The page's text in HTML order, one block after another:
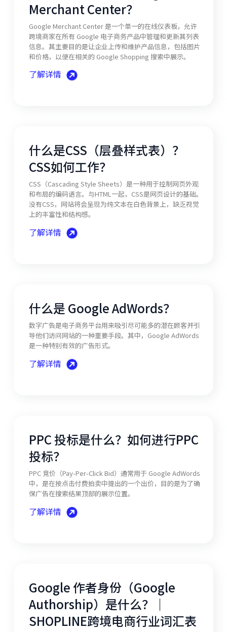
Merchant Center？
Google Merchant Center 是一个单一的在线仪表板，允许
跨境商家在所有 Google 电子商务产品中管理和更新其列表
信息。其主要目的是让企业上传和维护产品信息，包括图片
和价格，以便在相关的 Google Shopping 搜索中展示。
了解详情
什么是CSS（层叠样式表）？
CSS如何工作？
CSS（Cascading Style Sheets）是一种用于控制网页外观
和布局的编码语言。与HTML一起，CSS是网页设计的基础。
没有CSS，网站将会呈现为纯文本在白色背景上，缺乏视觉
上的丰富性和结构感。
了解详情
什么是 Google AdWords？
数字广告是电子商务平台用来吸引尽可能多的潜在顾客并引
导他们访问网站的一种重要手段。其中，Google AdWords
是一种特别有效的广告形式。
了解详情
PPC 投标是什么？如何进行PPC
投标？
PPC 竞价（Pay-Per-Click Bid）通常用于 Google AdWords
中，是在按点击付费拍卖中提出的一个出价，目的是为了确
保广告在搜索结果顶部的展示位置。
了解详情
Google 作者身份（Google
Authorship）是什么？｜
SHOPLINE跨境电商行业词汇表